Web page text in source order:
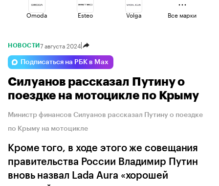
Omoda Esteo Volga
Lada Voyah
Changan Haval Geely
Все марки
НОВОСТИ 7 августа 2024
Подписаться на РБК в Max
Силуанов рассказал Путину о
поездке на мотоцикле по Крыму
Министр финансов Силуанов рассказал Путину о поездке
по Крыму на мотоцикле
Кроме того, в ходе этого же совещания
правительства России Владимир Путин
вновь назвал Lada Aura «хорошей